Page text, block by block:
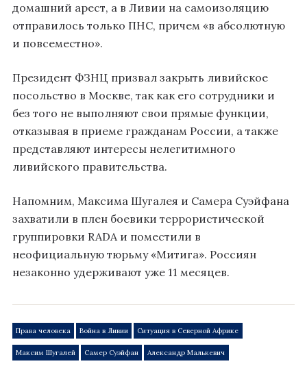
домашний арест, а в Ливии на самоизоляцию
отправилось только ПНС, причем «в абсолютную
и повсеместно».
Президент ФЗНЦ призвал закрыть ливийское
посольство в Москве, так как его сотрудники и
без того не выполняют свои прямые функции,
отказывая в приеме гражданам России, а также
представляют интересы нелегитимного
ливийского правительства.
Напомним, Максима Шугалея и Самера Суэйфана
захватили в плен боевики террористической
группировки RADA и поместили в
неофициальную тюрьму «Митига». Россиян
незаконно удерживают уже 11 месяцев.
Права человека Война в Ливии Ситуация в Северной Африке
Максим Шугалей Самер Суэйфан Александр Малькевич